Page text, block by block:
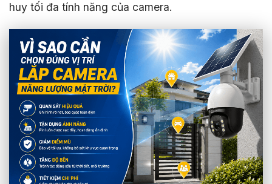
huy tối đa tính năng của camera.